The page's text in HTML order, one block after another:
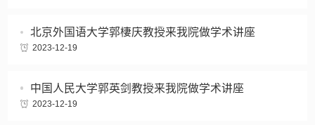
北京外国语大学郭棲庆教授来我院做学术讲座
2023-12-19
中国人民大学郭英剑教授来我院做学术讲座
2023-12-19